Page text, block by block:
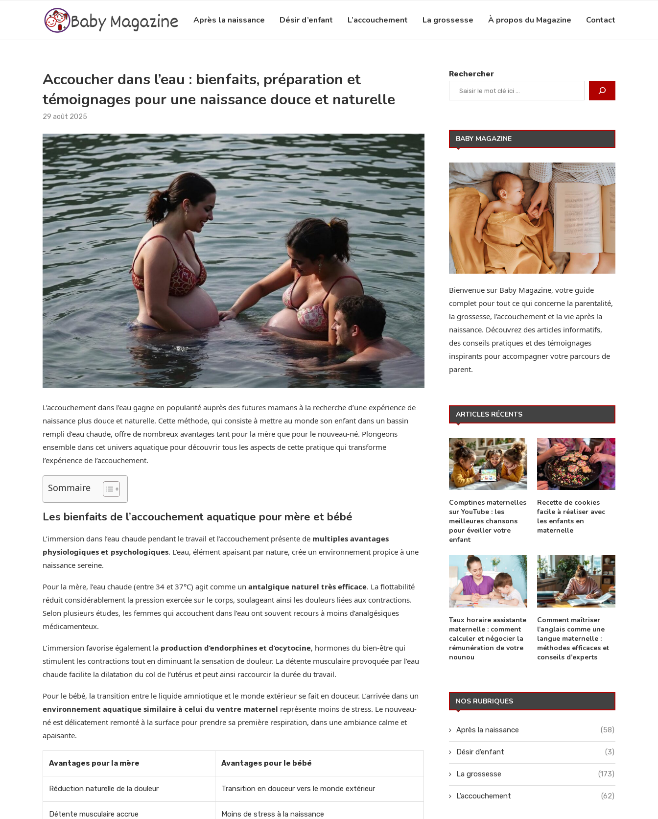
Après la naissance Désir d’enfant L’accouchement La grossesse À propos du Magazine Contact
Accoucher dans l’eau : bienfaits, préparation et
témoignages pour une naissance douce et naturelle
29 août 2025
L’accouchement dans l’eau gagne en popularité auprès des futures mamans à la recherche d’une expérience de
naissance plus douce et naturelle. Cette méthode, qui consiste à mettre au monde son enfant dans un bassin
rempli d’eau chaude, offre de nombreux avantages tant pour la mère que pour le nouveau-né. Plongeons
ensemble dans cet univers aquatique pour découvrir tous les aspects de cette pratique qui transforme
l’expérience de l’accouchement.
Sommaire
Les bienfaits de l’accouchement aquatique pour mère et bébé
L’immersion dans l’eau chaude pendant le travail et l’accouchement présente de multiples avantages
physiologiques et psychologiques. L’eau, élément apaisant par nature, crée un environnement propice à une
naissance sereine.
Pour la mère, l’eau chaude (entre 34 et 37°C) agit comme un antalgique naturel très efficace. La flottabilité
réduit considérablement la pression exercée sur le corps, soulageant ainsi les douleurs liées aux contractions.
Selon plusieurs études, les femmes qui accouchent dans l’eau ont souvent recours à moins d’analgésiques
médicamenteux.
L’immersion favorise également la production d’endorphines et d’ocytocine, hormones du bien-être qui
stimulent les contractions tout en diminuant la sensation de douleur. La détente musculaire provoquée par l’eau
chaude facilite la dilatation du col de l’utérus et peut ainsi raccourcir la durée du travail.
Pour le bébé, la transition entre le liquide amniotique et le monde extérieur se fait en douceur. L’arrivée dans un
environnement aquatique similaire à celui du ventre maternel représente moins de stress. Le nouveau-
né est délicatement remonté à la surface pour prendre sa première respiration, dans une ambiance calme et
apaisante.
Avantages pour la mère Avantages pour le bébé
Réduction naturelle de la douleur Transition en douceur vers le monde extérieur
Détente musculaire accrue Moins de stress à la naissance
Rechercher
BABY MAGAZINE
Bienvenue sur Baby Magazine, votre guide
complet pour tout ce qui concerne la parentalité,
la grossesse, l'accouchement et la vie après la
naissance. Découvrez des articles informatifs,
des conseils pratiques et des témoignages
inspirants pour accompagner votre parcours de
parent.
ARTICLES RÉCENTS
Comptines maternelles
sur YouTube : les
meilleures chansons
pour éveiller votre
enfant
Recette de cookies
facile à réaliser avec
les enfants en
maternelle
Taux horaire assistante
maternelle : comment
calculer et négocier la
rémunération de votre
nounou
Comment maîtriser
l’anglais comme une
langue maternelle :
méthodes efficaces et
conseils d’experts
NOS RUBRIQUES
Après la naissance (58)
Désir d’enfant (3)
La grossesse (173)
L’accouchement (62)